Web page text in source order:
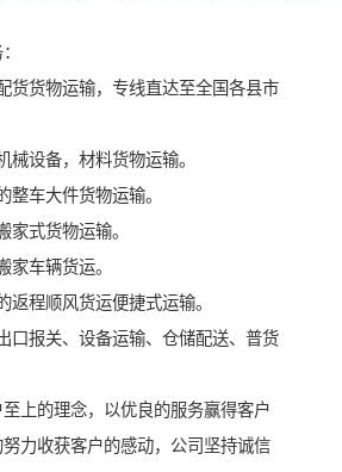
货货物运输，专线直达至全国各县市
械设备，材料货物运输。
整车大件货物运输。
家式货物运输。
家车辆货运。
返程顺风货运便捷式运输。
口报关、设备运输、仓储配送、普货
上的理念，以优良的服务赢得客户
力收获客户的感动，公司坚持诚信